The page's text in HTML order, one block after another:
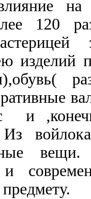
120
изделий
и
вещи.